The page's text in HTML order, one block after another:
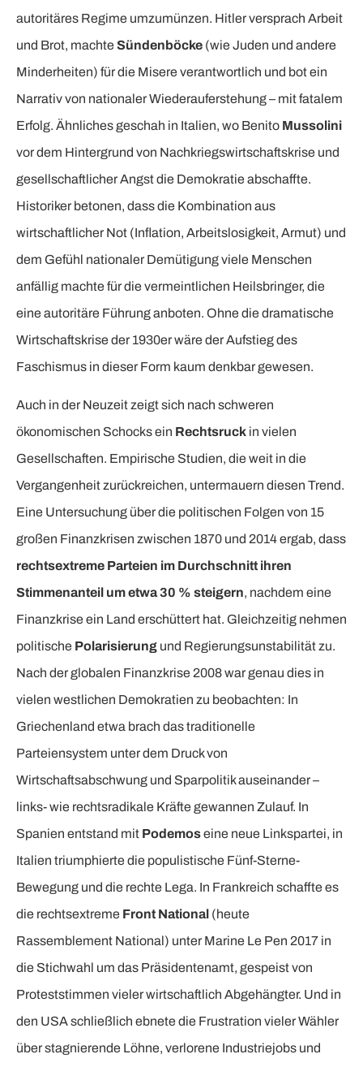
autoritäres Regime umzumünzen. Hitler versprach Arbeit
und Brot, machteSündenböcke (wie Juden und andere
Minderheiten) für die Misere verantwortlich und bot ein
Narrativ von nationaler Wiederauferstehung – mit fatalem
Erfolg. Ähnliches geschah in Italien, wo Benito Mussolini
vor dem Hintergrund von Nachkriegswirtschaftskrise und
gesellschaftlicher Angst die Demokratie abschaffte.
Historiker betonen, dass die Kombination aus
wirtschaftlicher Not (Inflation, Arbeitslosigkeit, Armut) und
dem Gefühl nationaler Demütigung viele Menschen
anfällig machte für die vermeintlichen Heilsbringer, die
eine autoritäre Führung anboten. Ohne die dramatische
Wirtschaftskrise der 1930er wäre der Aufstieg des
Faschismus in dieser Form kaum denkbar gewesen.
Auch in der Neuzeit zeigt sich nach schweren
ökonomischen Schocks ein Rechtsruck in vielen
Gesellschaften. Empirische Studien, die weit in die
Vergangenheit zurückreichen, untermauern diesen Trend.
Eine Untersuchung über die politischen Folgen von 15
großen Finanzkrisen zwischen 1870 und 2014 ergab, dass
rechtsextreme Parteien im Durchschnitt ihren
Stimmenanteil um etwa 30 % steigern, nachdem eine
Finanzkrise ein Land erschüttert hat. Gleichzeitig nehmen
politische Polarisierung und Regierungsunstabilität zu.
Nach der globalen Finanzkrise 2008 war genau dies in
vielen westlichen Demokratien zu beobachten: In
Griechenland etwa brach das traditionelle
Parteiensystem unter dem Druck von
Wirtschaftsabschwung und Sparpolitik auseinander –
links- wie rechtsradikale Kräfte gewannen Zulauf. In
Spanien entstand mit Podemoseine neue Linkspartei, in
Italien triumphierte die populistische Fünf-Sterne-
Bewegung und die rechte Lega. In Frankreich schaffte es
die rechtsextreme Front National (heute
Rassemblement National) unter Marine Le Pen 2017 in
die Stichwahl um das Präsidentenamt, gespeist von
Proteststimmen vieler wirtschaftlich Abgehängter. Und in
den USA schließlich ebnete die Frustration vieler Wähler
über stagnierende Löhne, verlorene Industriejobs und